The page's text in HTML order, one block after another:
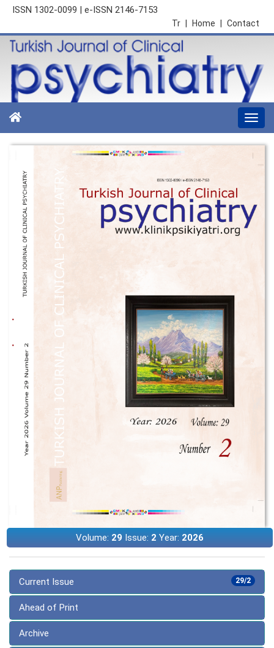
ISSN 1302-0099 | e-ISSN 2146-7153
Contact
Home
Tr
Volume: 29Issue: 2 Year: 2026
29/2
Current Issue
Ahead of Print
Archive